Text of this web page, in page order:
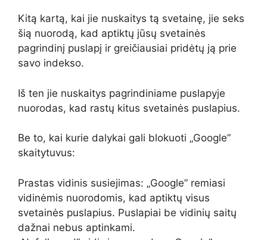
Kitą kartą, kai jie nuskaitys tą svetainę, jie seks
šią nuorodą, kad aptiktų jūsų svetainės
pagrindinį puslapį ir greičiausiai pridėtų ją prie
savo indekso.
Iš ten jie nuskaitys pagrindiniame puslapyje
nuorodas, kad rastų kitus svetainės puslapius.
Be to, kai kurie dalykai gali blokuoti „Google”
skaitytuvus:
Prastas vidinis susiejimas: „Google” remiasi
vidinėmis nuorodomis, kad aptiktų visus
svetainės puslapius. Puslapiai be vidinių saitų
dažnai nebus aptinkami.